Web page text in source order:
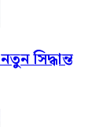
সিদ্ধান্ত